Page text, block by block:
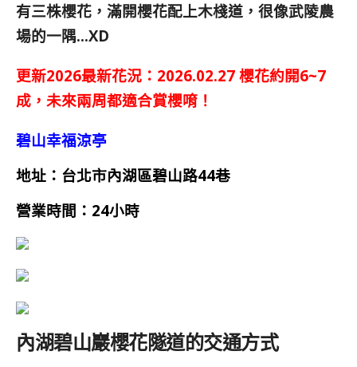
有三株櫻花，滿開櫻花配上木棧道，很像武陵農
場的一隅…XD
更新2026最新花況：2026.02.27 櫻花約開6~7
成，未來兩周都適合賞櫻唷！
碧山幸福涼亭
地址：台北市內湖區碧山路44巷
營業時間： 24小時
內湖碧山巖櫻花隧道的交通方式